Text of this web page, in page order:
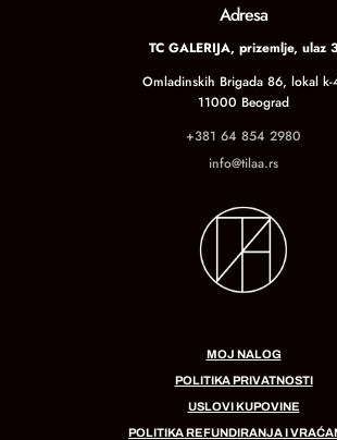
Adresa
TC GALERIJA, prizemlje, ulaz 3
Omladinskih Brigada 86, lokal k-
11000 Beograd
+381 64 854 2980
info@tilaa.rs
MOJ NALOG
POLITIKA PRIVATNOSTI
USLOVI KUPOVINE
POLITIKA REFUNDIRANJA I